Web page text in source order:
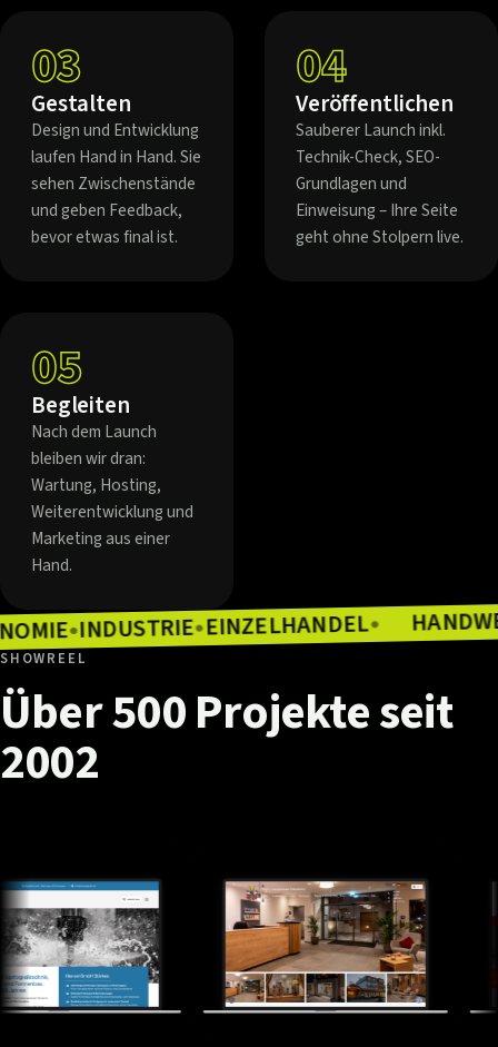
03
Gestalten
Design und Entwicklung
laufen Hand in Hand. Sie
sehen Zwischenstände
und geben Feedback,
bevor etwas final ist.
04
Veröffentlichen
Sauberer Launch inkl.
Technik-Check, SEO-
Grundlagen und
Einweisung – Ihre Seite
geht ohne Stolpern live.
05
Begleiten
Nach dem Launch
bleiben wir dran:
Wartung, Hosting,
Weiterentwicklung und
Marketing aus einer
Hand.
●INDUSTRIE●EINZELHANDEL●
SHOWREEL
Über500Projekteseit
2002